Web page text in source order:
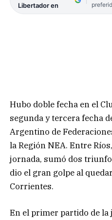
Libertador en
Hubo doble fecha en el
segunda y tercera fecha
Argentino de
la Región NEA. Entre
jornada, sumó dos
dio el gran golpe al
Corrientes.
En el primer partido de